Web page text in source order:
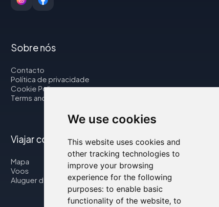
We use cookies
This website uses cookies and
other tracking technologies to
improve your browsing
experience for the following
purposes: to enable basic
functionality of the website, to
Sobre nós
Contacto
Política de privacidade
Cookie Policy
Terms and Conditions
Viajar connosco
Mapa
Voos
Aluguer de automóveis